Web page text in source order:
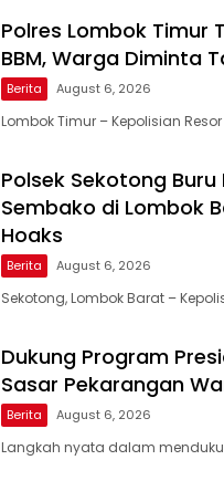
Polres Lombok Timur
BBM, Warga Diminta
Berita August 6, 2026
Lombok Timur – Kepolisian
Polsek Sekotong
Sembako di Lombok
Hoaks
Berita August 6, 2026
Sekotong, Lombok Barat –
Dukung Program
Sasar Pekarangan
Berita August 6, 2026
Langkah nyata dalam